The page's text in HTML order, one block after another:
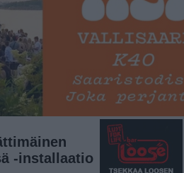
-installaatio